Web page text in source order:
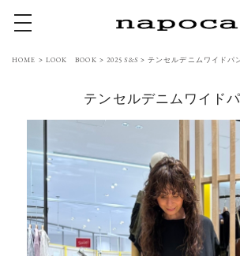
toggle navigation
HOME > LOOK BOOK > 2025 S&S>テンセルデニムワイドパ
テンセルデニムワイド